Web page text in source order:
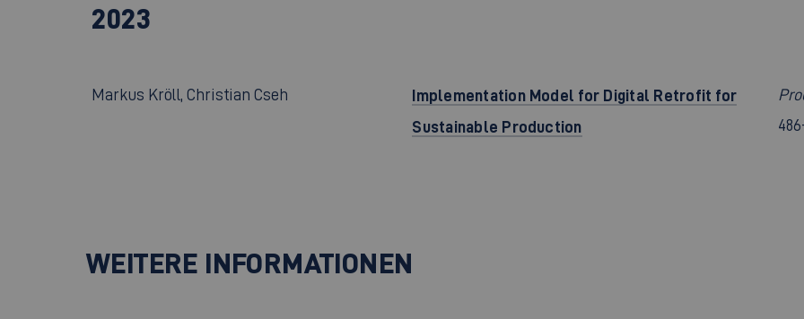
2023
Markus Kröll, Christian Cseh
Implementation Model for Digital Retrofit for
Sustainable Production
WEITERE INFORMATIONEN